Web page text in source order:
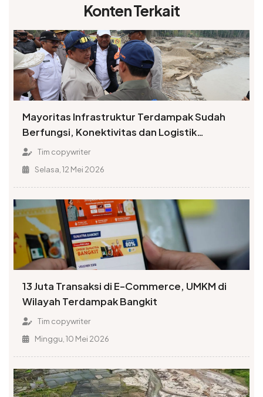
Konten Terkait
Mayoritas Infrastruktur Terdampak Sudah
Berfungsi, Konektivitas dan Logistik
Berangsur Normal
Tim copywriter
Selasa, 12 Mei 2026
13 Juta Transaksi di E-Commerce, UMKM di
Wilayah Terdampak Bangkit
Tim copywriter
Minggu, 10 Mei 2026